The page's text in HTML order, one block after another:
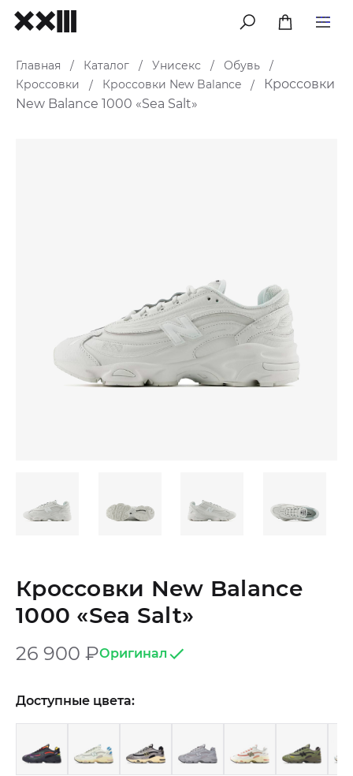
меню
Главная / Каталог / Унисекс / Обувь
/
Кроссовки
/ Кроссовки New Balance /
Кроссовки
New Balance 1000 «Sea Salt»
Кроссовки New Balance
1000 «Sea Salt»
26 900 ₽Оригинал
Доступные цвета: